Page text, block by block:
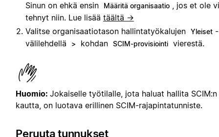
Sinun on ehkä ensin Määritä organisaatio
, jos et ole
tehnyt niin. Lue lisää täältä →
Valitse organisaatiotason hallintatyökalujen Yleiset -
välilehdellä
> kohdan SCIM-provisiointi vierestä.
Huomio: Jokaiselle työtilalle, jota haluat hallita SCIM:n
kautta, on luotava erillinen SCIM-rajapintatunniste.
Peruuta tunnukset